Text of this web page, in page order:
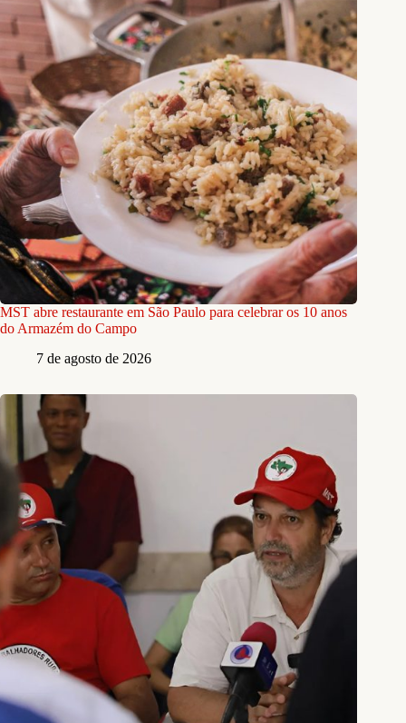
MST abre restaurante em São Paulo para celebrar os 10 anos
do Armazém do Campo
7 de agosto de 2026